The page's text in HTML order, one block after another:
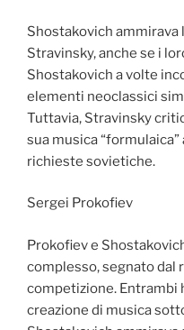
Shostakovich
Stravinsky, anche se i
Shostakovich a volte
elementi neoclassici
Tuttavia, Stravinsky
sua musica
richieste sovietiche.
Sergei Prokofiev
Prokofiev e
complesso, segnato dal
competizione. Entrambi
creazione di musica